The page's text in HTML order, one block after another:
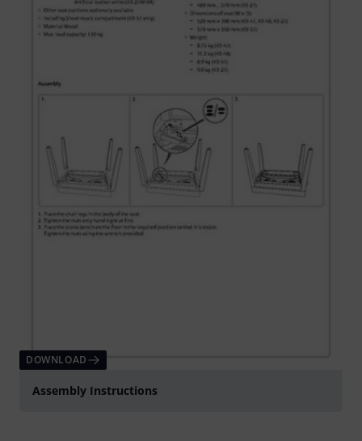
DOWNLOAD
Assembly Instructions